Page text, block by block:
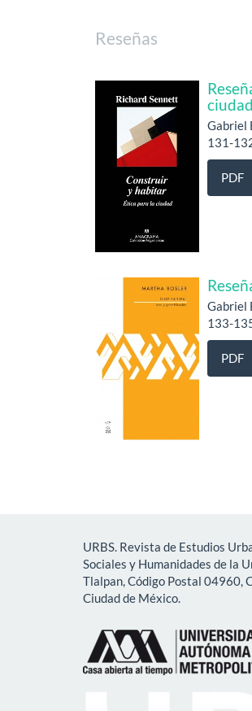
Reseñas
ciudad.
Gabriel
131-
PDF
Gabriel
133-
PDF
URBS. Revista de Estudios
Sociales y Humanidades de la
Tlalpan, Código Postal 04960,
Ciudad de México.